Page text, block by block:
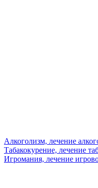
Алкоголизм, лечение
Табакокурение, лечение
Игромания, лечение